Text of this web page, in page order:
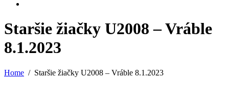
Staršie žiačky U2008 – Vráble
8.1.2023
Home Staršie žiačky U2008 – Vráble 8.1.2023